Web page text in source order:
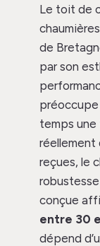
Le toit de
de
par son
temps
réellement
reçues, le
conçue
entre 30
dépend